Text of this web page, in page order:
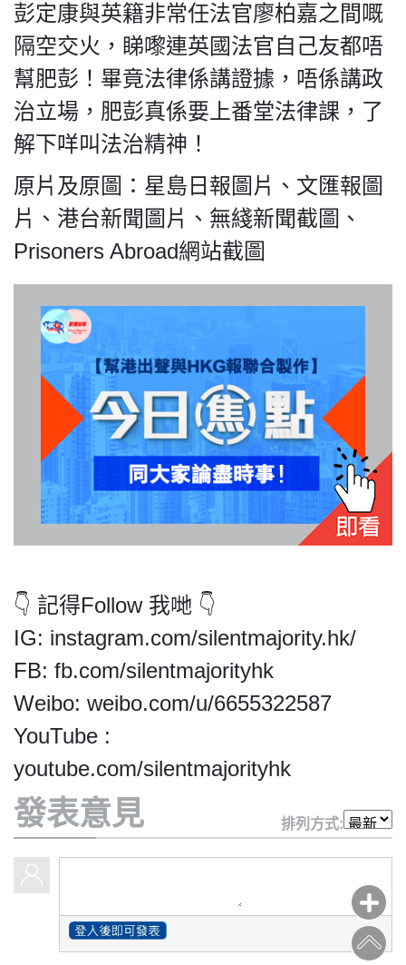
系列
活動
關於我們
登記支持
私
隱
政
及
免
責
聲
Majority
彭定康與英籍非常任法官廖柏嘉之間嘅
隔空交火，睇嚟連英國法官自己友都唔
幫肥彭！畢竟法律係講證據，唔係講政
治立場，肥彭真係要上番堂法律課，了
解下咩叫法治精神！
原片及原圖：星島日報圖片、文匯報圖
片、港台新聞圖片、無綫新聞截圖、
Prisoners Abroad網站截圖
👇 記得Follow 我哋 👇
IG: instagram.com/silentmajority.hk/
FB: fb.com/silentmajorityhk
Weibo: weibo.com/u/6655322587
YouTube :
youtube.com/silentmajorityhk
發表意見 排列方式: